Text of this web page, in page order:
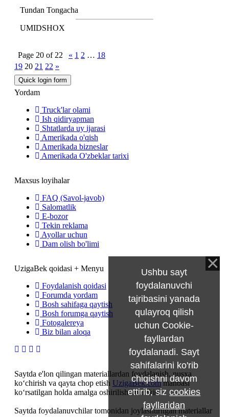
Tundan Tongacha
UMIDSHOX
Page 20 of 22 « 1 2 … 18
19 20 21 22 »
Yordam
Truck'lar olami
Ish qidiryapman
Shtatlarda uy ijarasi
Amerikada o'qish
Amerikada bizneslar
Amerikada O'zbeklar tarixi
Maxsus loyihalar
FAQ (Savol-javob)
Salomatlik
E-bozor
Tekin reklama
Ayollar uchun
Dam olish bo'limi
UzigaBek qoidasi + Menyu
Foydalanish qoidasi
Forumda yordam
Bosh sahifaga qaytish
Bosh forumga qaytish
Fotogalereya
Biz bilan aloqa
Saytda e'lon qilingan materiallardan foydalanish, nusxa
ko‘chirish va qayta chop etish UzigaBek.commanbasi
ko‘rsatilgan holda amalga oshirilishi mumkin.
Saytda foydalanuvchilar tomonidan joylashtirilgan materiallar
Ushbu sayt
foydalanuvchi
tajribasini yanada
qulayroq qilish
uchun Cookie-
fayllardan
foydalanadi. Sayt
sahifalarini ko'rib
chiqishni davom
ettirib, sizcookies
fayllaridan